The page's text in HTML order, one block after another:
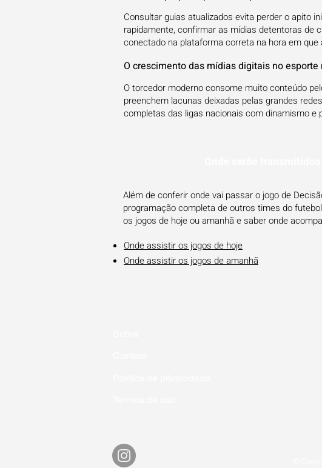
Consultar guias atualizados evita perder o apito
rapidamente, confirmar as mídias detentoras de
conectado na plataforma correta na hora em que
O crescimento das mídias digitais no esporte
O torcedor moderno consome muito conteúdo
preenchem lacunas deixadas pelas grandes
completas das ligas nacionais com dinamismo e
Além de conferir onde vai passar o jogo de
programação completa de outros times do
os jogos de hoje ou amanhã e saber onde
Onde assistir os jogos de hoje
Onde assistir os jogos de amanhã